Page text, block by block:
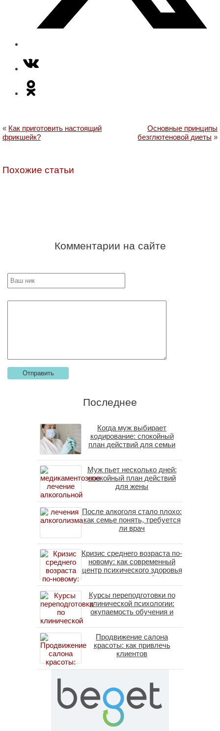
« Как приготовить настоящий
фрикшейк?
Основные принципы
безглютеновой диеты »
Похожие статьи
Комментарии на сайте
Последнее
Когда муж выбирает
кодирование: спокойный
план действий для семьи
Муж пьет несколько дней:
спокойный план действий
для жены
После алкоголя стало плохо:
как семье понять, требуется
ли врач
Кризис среднего возраста по-
новому: как современный
центр психического здоровья
помогает пересобрать
личность без таблеток
(методы ДПДГ и КПТ)
Курсы переподготовки по
клинической психологии:
окупаемость обучения и
специалистов в 2026 году
Продвижение салона
красоты: как привлечь
клиентов